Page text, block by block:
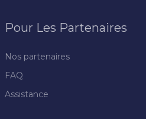
Pour Les Partenaires
Nos partenaires
FAQ
Assistance